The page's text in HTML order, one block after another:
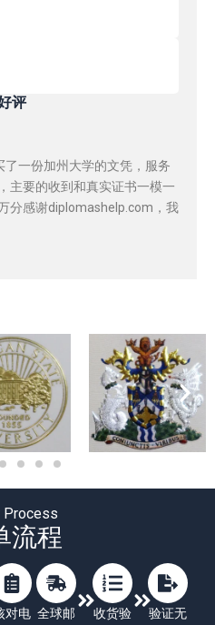
评
一份加州大学的文凭，服务
主要的收到和真实证书一模一
分感谢diplomashelp.com，我
Process
流程
对电 全球邮
收货验
验证无